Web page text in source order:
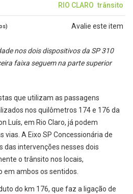
RIO CLARO trânsito
Avalie este item
nos dois dispositivos da SP 310
faixa seguem na parte superior
que utilizam as passagens
nos quilômetros 174 e 176 da
Luís, em Rio Claro, já podem
A Eixo SP Concessionária de
das intervenções nesses dois
o trânsito nos locais,
em ambos os sentidos.
do km 176, que faz a ligação de